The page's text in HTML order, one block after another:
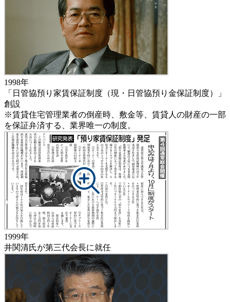
1998年
「日管協預り家賃保証制度（現・日管協預り金保証制度）」
創設
※賃貸住宅管理業者の倒産時、敷金等、賃貸人の財産の一部
を保証弁済する、業界唯一の制度。
1999年
井関清氏が第三代会長に就任